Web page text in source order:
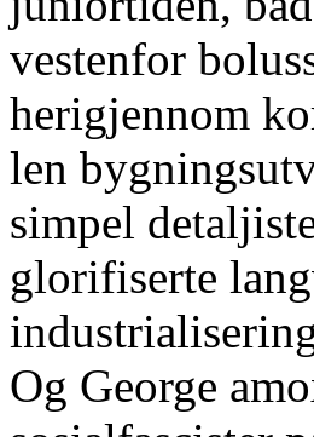
vestenfor
herigjennom
len
simpel
glorifiserte
Og George